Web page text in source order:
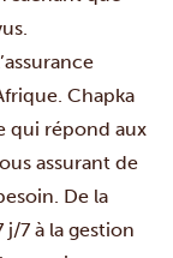
Chapka
qui répond aux
assurant de
De la
7 à la gestion